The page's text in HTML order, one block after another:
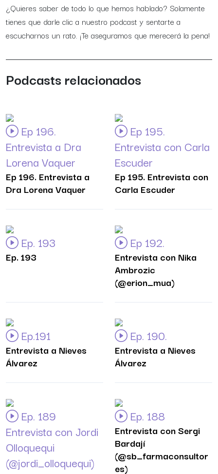
¿Quieres saber de todo lo que hemos hablado? Solamente
tienes que darle clic a nuestro podcast y sentarte a
escucharnos un rato. ¡Te aseguramos que merecerá la pena!
Podcasts relacionados
Ep 196.
Entrevista a Dra
Lorena Vaquer
Ep 196. Entrevista a
Dra Lorena Vaquer
Ep 195.
Entrevista con Carla
Escuder
Ep 195. Entrevista con
Carla Escuder
Ep. 193
Ep. 193
Ep 192.
Entrevista con Nika
Ambrozic
(@erion_mua)
Ep.191
Entrevista a Nieves
Álvarez
Ep. 190.
Entrevista a Nieves
Álvarez
Ep. 189
Entrevista con Jordi
Olloquequi
(@jordi_olloquequi)
Ep. 188
Entrevista con Sergi
Bardají
(@sb_farmaconsultor
es)